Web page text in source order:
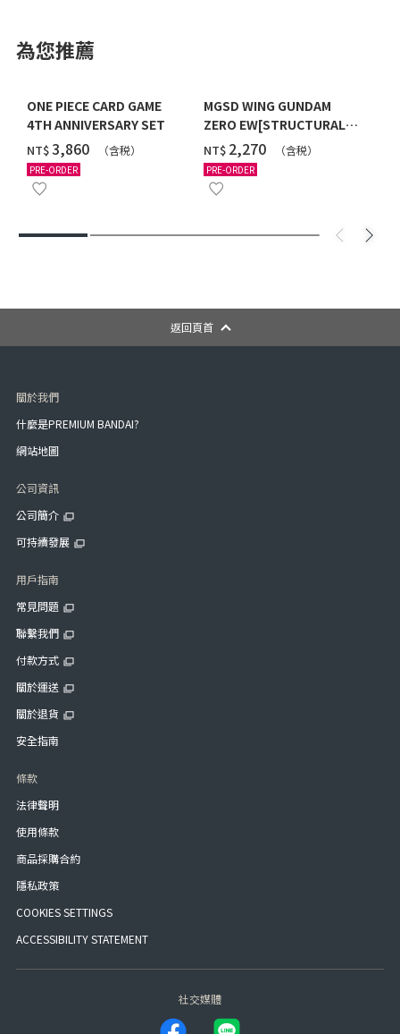
為您推薦
ONE PIECE CARD GAME
4TH ANNIVERSARY SET
NT$‌3,860 （含税）
PRE-ORDER
MGSD WING GUNDAM
ZERO EW[STRUCTURAL
COATING/BLACK] [2026年
12月發送]
NT$ ‌2,270 （含税）
PRE-ORDER
返回頁首
關於我們
什麼是PREMIUM BANDAI?
網站地圖
公司資訊
公司簡介
可持續發展
用戶指南
常見問題
聯繫我們
付款方式
關於運送
關於退貨
安全指南
條款
法律聲明
使用條款
商品採購合約
隱私政策
COOKIES SETTINGS
ACCESSIBILITY STATEMENT
社交媒體